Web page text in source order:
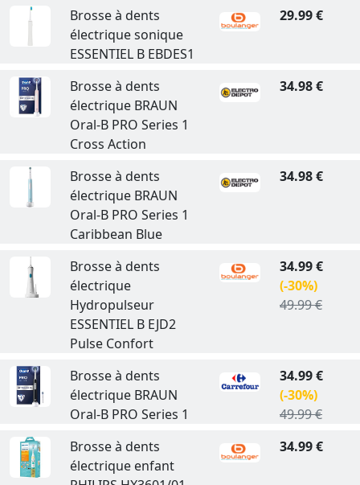
Brosse à dents
électrique sonique
ESSENTIEL B EBDES1
29.99 €
Brosse à dents
électrique BRAUN
Oral-B PRO Series 1
Cross Action
34.98 €
Brosse à dents
électrique BRAUN
Oral-B PRO Series 1
Caribbean Blue
34.98 €
Brosse à dents
électrique
Hydropulseur
ESSENTIEL B EJD2
Pulse Confort
34.99 €
(-30%)
49.99 €
Brosse à dents
électrique BRAUN
Oral-B PRO Series 1
34.99 €
(-30%)
49.99 €
Brosse à dents
électrique enfant
34.99 €